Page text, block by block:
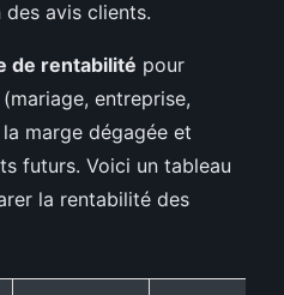
avis clients.
de rentabilité pour
entreprise,
marge dégagée et
futurs. Voici un tableau
la rentabilité des